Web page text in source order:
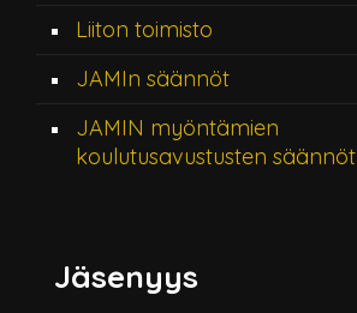
Liiton toimisto
JAMIn säännöt
JAMIN myöntämien
koulutusavustusten säännöt
Jäsenyys